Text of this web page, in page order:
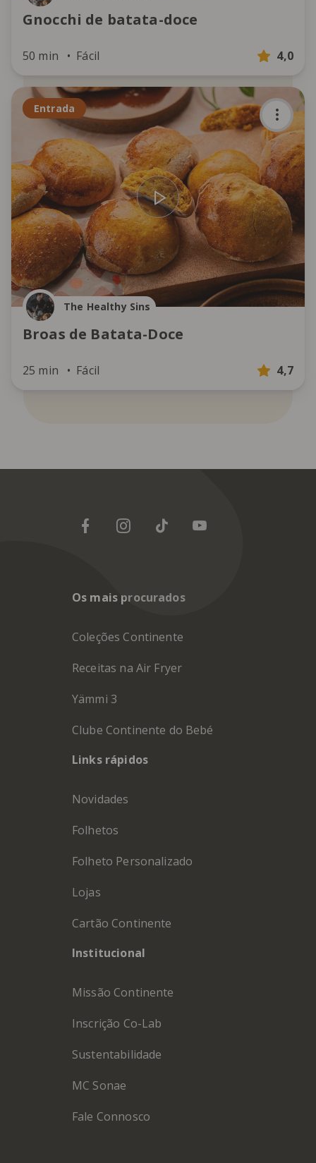
Gnocchi de batata-doce
50 min Fácil 4,0
Entrada
The Healthy Sins
Broas de Batata-Doce
25 min Fácil 4,7
Os mais procurados
Coleções Continente
Receitas na Air Fryer
Yämmi 3
Clube Continente do Bebé
Links rápidos
Novidades
Folhetos
Folheto Personalizado
Lojas
Cartão Continente
Institucional
Missão Continente
Inscrição Co-Lab
Sustentabilidade
MC Sonae
Fale Connosco